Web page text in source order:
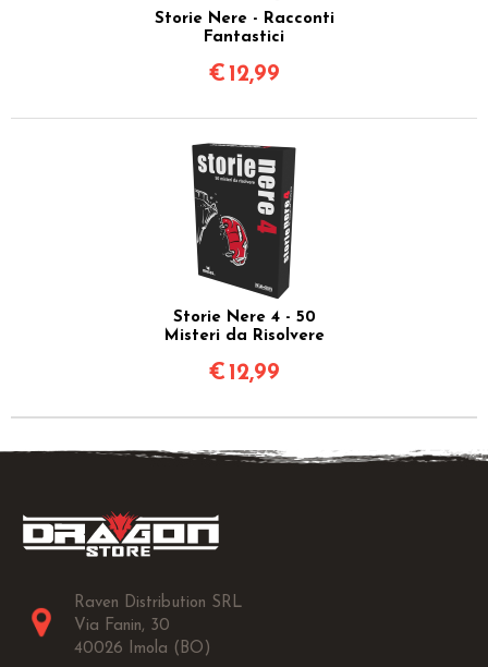
Storie Nere - Racconti
Fantastici
€ 12,99
Storie Nere 4 - 50
Misteri da Risolvere
€ 12,99
Raven Distribution SRL
Via Fanin, 30
40026 Imola (BO)